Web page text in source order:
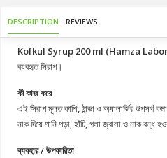
DESCRIPTION REVIEWS
Kofkul Syrup 200 ml (Hamza
ব্যবহৃত সিরাপ।
কী কাজ করে
এই সিরাপ মূলত কাশি, ঠান্ডা ও অ্যালার্জির উপসর্গ
নাক দিয়ে পানি পড়া, হাঁচি, গলা জ্বালা ও নাক বন্ধ
ব্যবহার / উপকারিতা